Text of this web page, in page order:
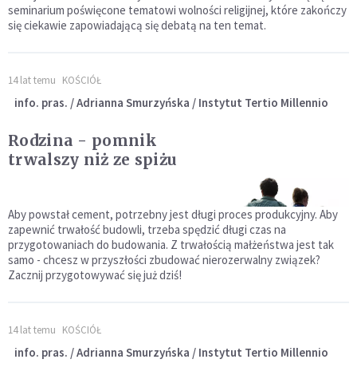
seminarium poświęcone tematowi wolności religijnej, które zakończy
się ciekawie zapowiadającą się debatą na ten temat.
14 lat temu KOŚCIÓŁ
info. pras. / Adrianna Smurzyńska / Instytut Tertio Millennio
Rodzina - pomnik
trwalszy niż ze spiżu
Aby powstał cement, potrzebny jest długi proces produkcyjny. Aby
zapewnić trwałość budowli, trzeba spędzić długi czas na
przygotowaniach do budowania. Z trwałością małżeństwa jest tak
samo - chcesz w przyszłości zbudować nierozerwalny związek?
Zacznij przygotowywać się już dziś!
14 lat temu KOŚCIÓŁ
info. pras. / Adrianna Smurzyńska / Instytut Tertio Millennio